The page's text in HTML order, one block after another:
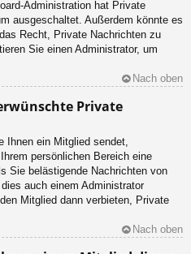
Administration hat Private
ausgeschaltet. Außerdem könnte es
Recht, Private Nachrichten zu
Sie einen Administrator, um
Nach oben
Private
Ihnen ein Mitglied sendet,
persönlichen Bereich eine
Sie belästigende Nachrichten von
auch einem Administrator
Mitglied dann verbieten, Private
Nach oben